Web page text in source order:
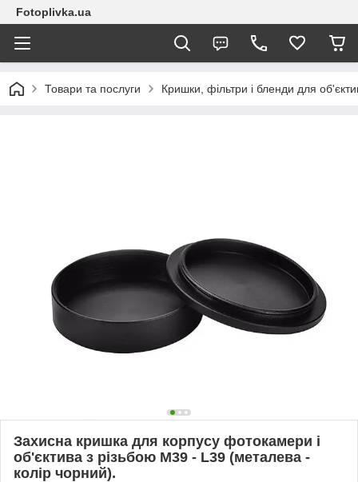
Fotoplivka.ua
Товари та послуги Кришки, фільтри і бленди для
Захисна кришка для корпусу фотокамери і
об'єктива з різьбою M39 - L39 (металева -
колір чорний).